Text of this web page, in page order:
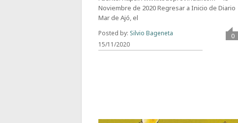
Noviembre de 2020 Regresar a Inicio de Diario
Mar de Ajó, el
Posted by: Silvio Bageneta
15/11/2020
0